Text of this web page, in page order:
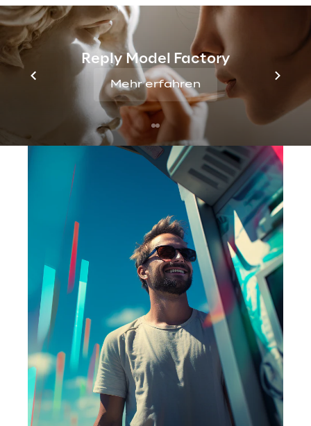
Reply Model Factory
Mehr erfahren
Die Vision: Den Kunden in der App eines Neo-
Brokers in wenigen Klicks einen
Wertpapierkredit ermöglichen, um mehr
Spielraum beim Anlegen zu schaffen.